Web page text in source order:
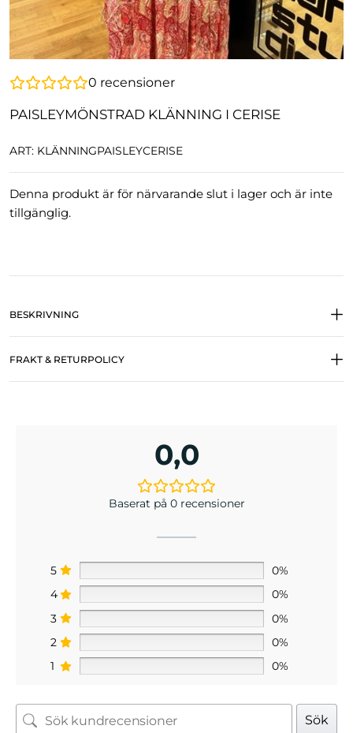
0 recensioner
PAISLEYMÖNSTRAD KLÄNNING I CERISE
ART: KLÄNNINGPAISLEYCERISE
Denna produkt är för närvarande slut i lager och är inte
tillgänglig.
BESKRIVNING
FRAKT & RETURPOLICY
0,0
Baserat på 0 recensioner
5
0%
4
0%
3
0%
2
0%
1
0%
Sök